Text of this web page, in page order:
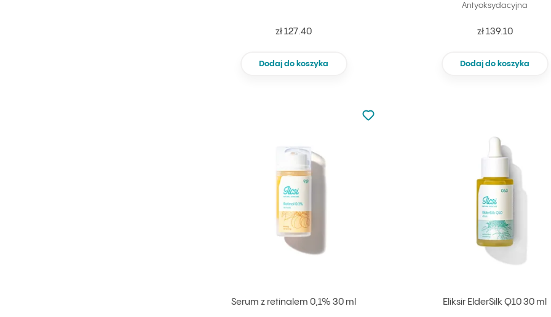
zł 127.40
Dodaj do koszyka
Antyoksydacyjna
zł 139.10
Dodaj do koszyka
Serum z retinalem 0,1% 30 ml
Nie dodano do ulubionych
Dodaj do ulubionych
Eliksir ElderSilk Q10 30 ml